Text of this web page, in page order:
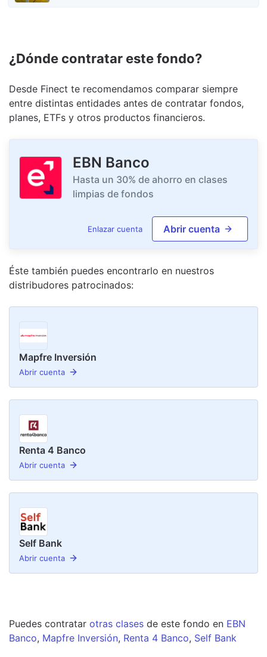
¿Dónde contratar este fondo?
Desde Finect te recomendamos comparar siempre
entre distintas entidades antes de contratar fondos,
planes, ETFs y otros productos financieros.
EBN Banco
Hasta un 30% de ahorro en clases
limpias de fondos
Enlazar cuenta Abrir cuenta
Éste también puedes encontrarlo en nuestros
distribudores patrocinados:
Mapfre Inversión
Abrir cuenta
Renta 4 Banco
Abrir cuenta
Self Bank
Abrir cuenta
Puedes contratar otras clases de este fondo en EBN
Banco, Mapfre Inversión, Renta 4 Banco, Self Bank